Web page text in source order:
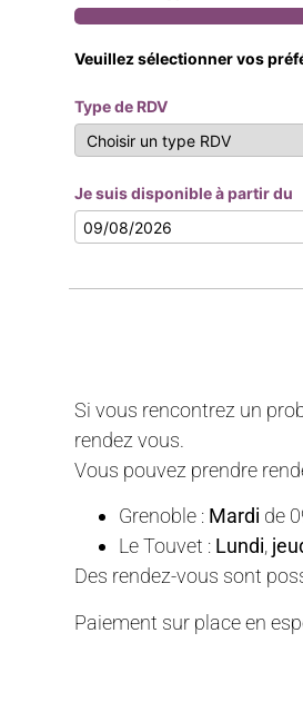
Veuillez sélectionner vos
Type de RDV
Je suis disponible à partir du
Si vous rencontrez un
rendez vous.
Vous pouvez prendre
Grenoble : Mardi de
Le Touvet : Lundi,
Des rendez-vous sont
Paiement sur place en